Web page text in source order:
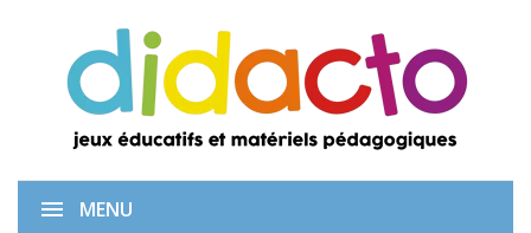
MENU
OuCéDonc en Europe